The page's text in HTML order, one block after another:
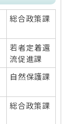
総合政策課
若者定着還
流促進課
自然保護課
総合政策課